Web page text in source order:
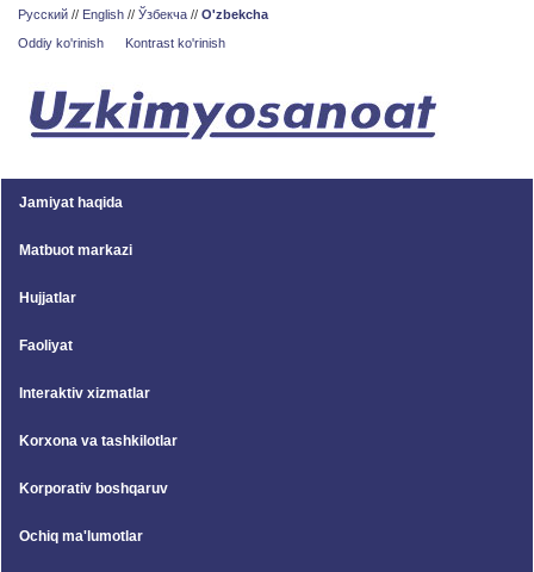
Русский // English // Ўзбекча // O'zbekcha
Oddiy ko'rinish
Kontrast ko'rinish
Jamiyat haqida
Matbuot markazi
Hujjatlar
Faoliyat
Interaktiv xizmatlar
Korxona va tashkilotlar
Korporativ boshqaruv
Ochiq ma'lumotlar